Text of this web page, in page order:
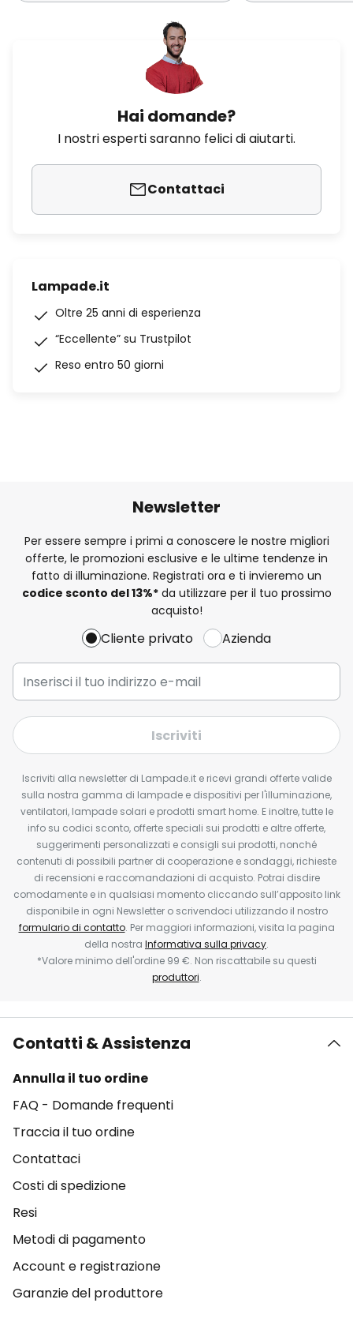
Hai domande?
I nostri esperti saranno felici di aiutarti.
Contattaci
Lampade.it
Oltre 25 anni di esperienza
“Eccellente” su Trustpilot
Reso entro 50 giorni
Newsletter
Per essere sempre i primi a conoscere le nostre migliori
offerte, le promozioni esclusive e le ultime tendenze in
fatto di illuminazione. Registrati ora e ti invieremo un
codice sconto del13%*da utilizzare per il tuo prossimo
acquisto!
Cliente privato Azienda
Iscriviti
Iscriviti alla newsletter di Lampade.it e ricevi grandi offerte valide
sulla nostra gamma di lampade e dispositivi per l'illuminazione,
ventilatori, lampade solari e prodotti smart home. E inoltre, tutte le
info su codici sconto, offerte speciali sui prodotti e altre offerte,
suggerimenti personalizzati e consigli sui prodotti, nonché
contenuti di possibili partner di cooperazione e sondaggi, richieste
di recensioni e raccomandazioni di acquisto. Potrai disdire
comodamente e in qualsiasi momento cliccando sull’apposito link
disponibile in ogni Newsletter o scrivendoci utilizzando il nostro
formulario di contatto. Per maggiori informazioni, visita la pagina
della nostra Informativa sulla privacy.
*Valore minimo dell'ordine 99 €. Non riscattabile su questi
produttori.
Contatti & Assistenza
Annulla il tuo ordine
FAQ - Domande frequenti
Traccia il tuo ordine
Contattaci
Costi di spedizione
Resi
Metodi di pagamento
Account e registrazione
Garanzie del produttore